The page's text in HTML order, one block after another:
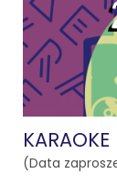
KARAOKE
(Data